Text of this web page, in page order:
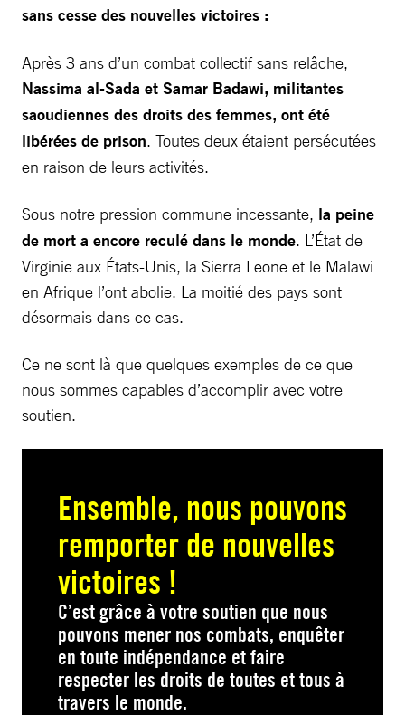
sans cesse des nouvelles victoires :
Après 3 ans d’un combat collectif sans relâche,
Nassima al-Sada et Samar Badawi, militantes
saoudiennes des droits des femmes, ont été
libérées de prison. Toutes deux étaient persécutées
en raison de leurs activités.
Sous notre pression commune incessante, la peine
de mort a encore reculé dans le monde. L’État de
Virginie aux États-Unis, la Sierra Leone et le Malawi
en Afrique l’ont abolie. La moitié des pays sont
désormais dans ce cas.
Ce ne sont là que quelques exemples de ce que
nous sommes capables d’accomplir avec votre
soutien.
Ensemble, nous pouvons
remporter de nouvelles
victoires !
C’est grâce à votre soutien que nous
pouvons mener nos combats, enquêter
en toute indépendance et faire
respecter les droits de toutes et tous à
travers le monde.